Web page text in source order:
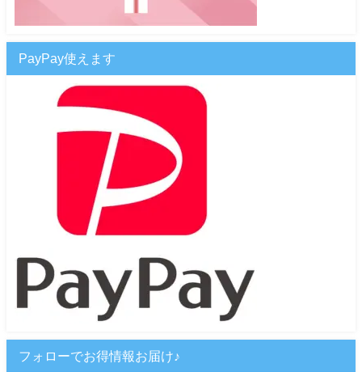
PayPay使えます
フォローでお得情報お届け♪